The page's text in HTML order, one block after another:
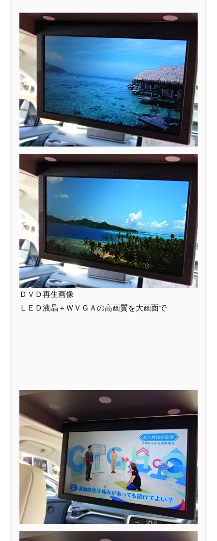
ＤＶＤ再生画像
ＬＥＤ液晶＋ＷＶＧＡの高画質を大画面で